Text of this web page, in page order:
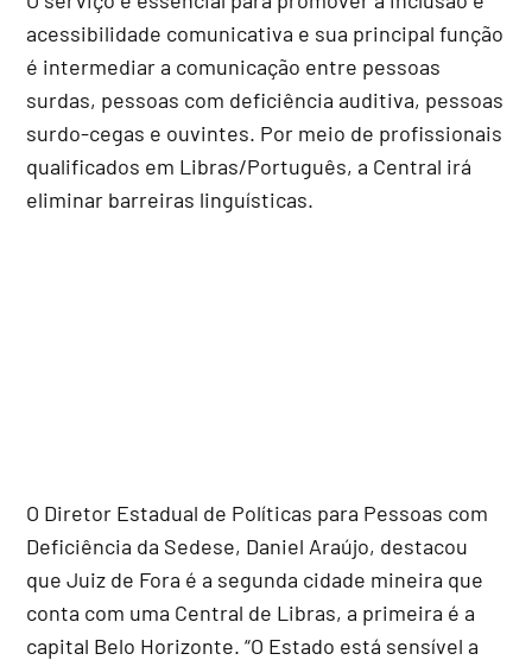
acessibilidade comunicativa e sua principal função
é intermediar a comunicação entre pessoas
surdas, pessoas com deficiência auditiva, pessoas
surdo-cegas e ouvintes. Por meio de profissionais
qualificados em Libras/Português, a Central irá
eliminar barreiras linguísticas.
O Diretor Estadual de Políticas para Pessoas com
Deficiência da Sedese, Daniel Araújo, destacou
que Juiz de Fora é a segunda cidade mineira que
conta com uma Central de Libras, a primeira é a
capital Belo Horizonte. “O Estado está sensível a